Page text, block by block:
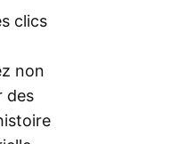
clics
non
des